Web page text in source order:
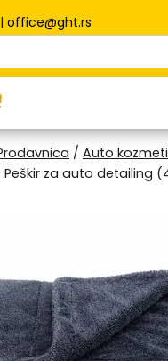
| office@ght.rs
/ Auto
Peškir za auto detailing